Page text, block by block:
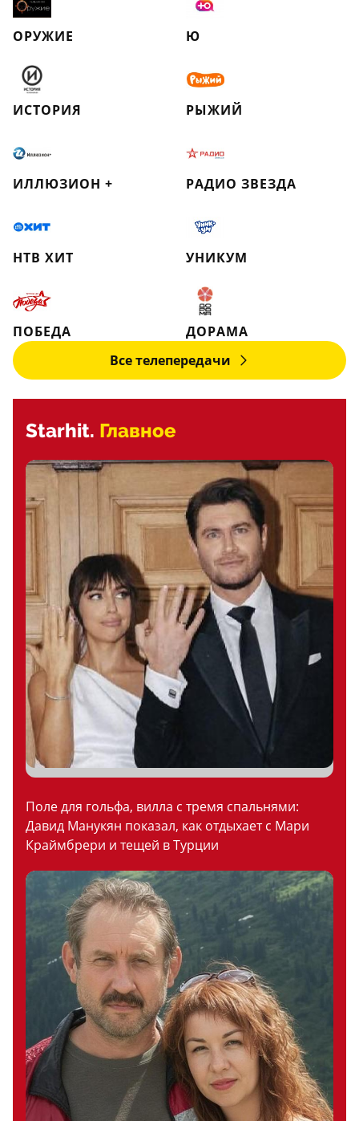
ОРУЖИЕ Ю
ИСТОРИЯ РЫЖИЙ
ИЛЛЮЗИОН + РАДИО ЗВЕЗДА
НТВ ХИТ УНИКУМ
ПОБЕДА
ДОРАМА
Все телепередачи
Starhit. Главное
Поле для гольфа, вилла с тремя спальнями:
Давид Манукян показал, как отдыхает с Мари
Краймбрери и тещей в Турции